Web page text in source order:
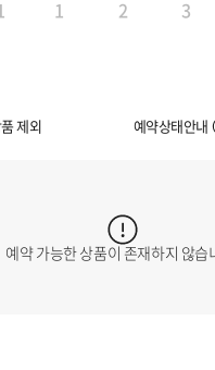
1 2 3
제외 예약상태안내
예약 가능한 상품이 존재하지 않습